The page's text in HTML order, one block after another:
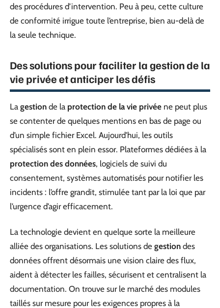
des procédures d’intervention. Peu à peu, cette culture
de conformité irrigue toute l’entreprise, bien au-delà de
la seule technique.
Des solutions pour faciliter la gestion de la
vie privée et anticiper les défis
La gestion de la protection de la vie privée ne peut plus
se contenter de quelques mentions en bas de page ou
d’un simple fichier Excel. Aujourd’hui, les outils
spécialisés sont en plein essor. Plateformes dédiées à la
protection des données, logiciels de suivi du
consentement, systèmes automatisés pour notifier les
incidents : l’offre grandit, stimulée tant par la loi que par
l’urgence d’agir efficacement.
La technologie devient en quelque sorte la meilleure
alliée des organisations. Les solutions de gestion des
données offrent désormais une vision claire des flux,
aident à détecter les failles, sécurisent et centralisent la
documentation. On trouve sur le marché des modules
taillés sur mesure pour les exigences propres à la